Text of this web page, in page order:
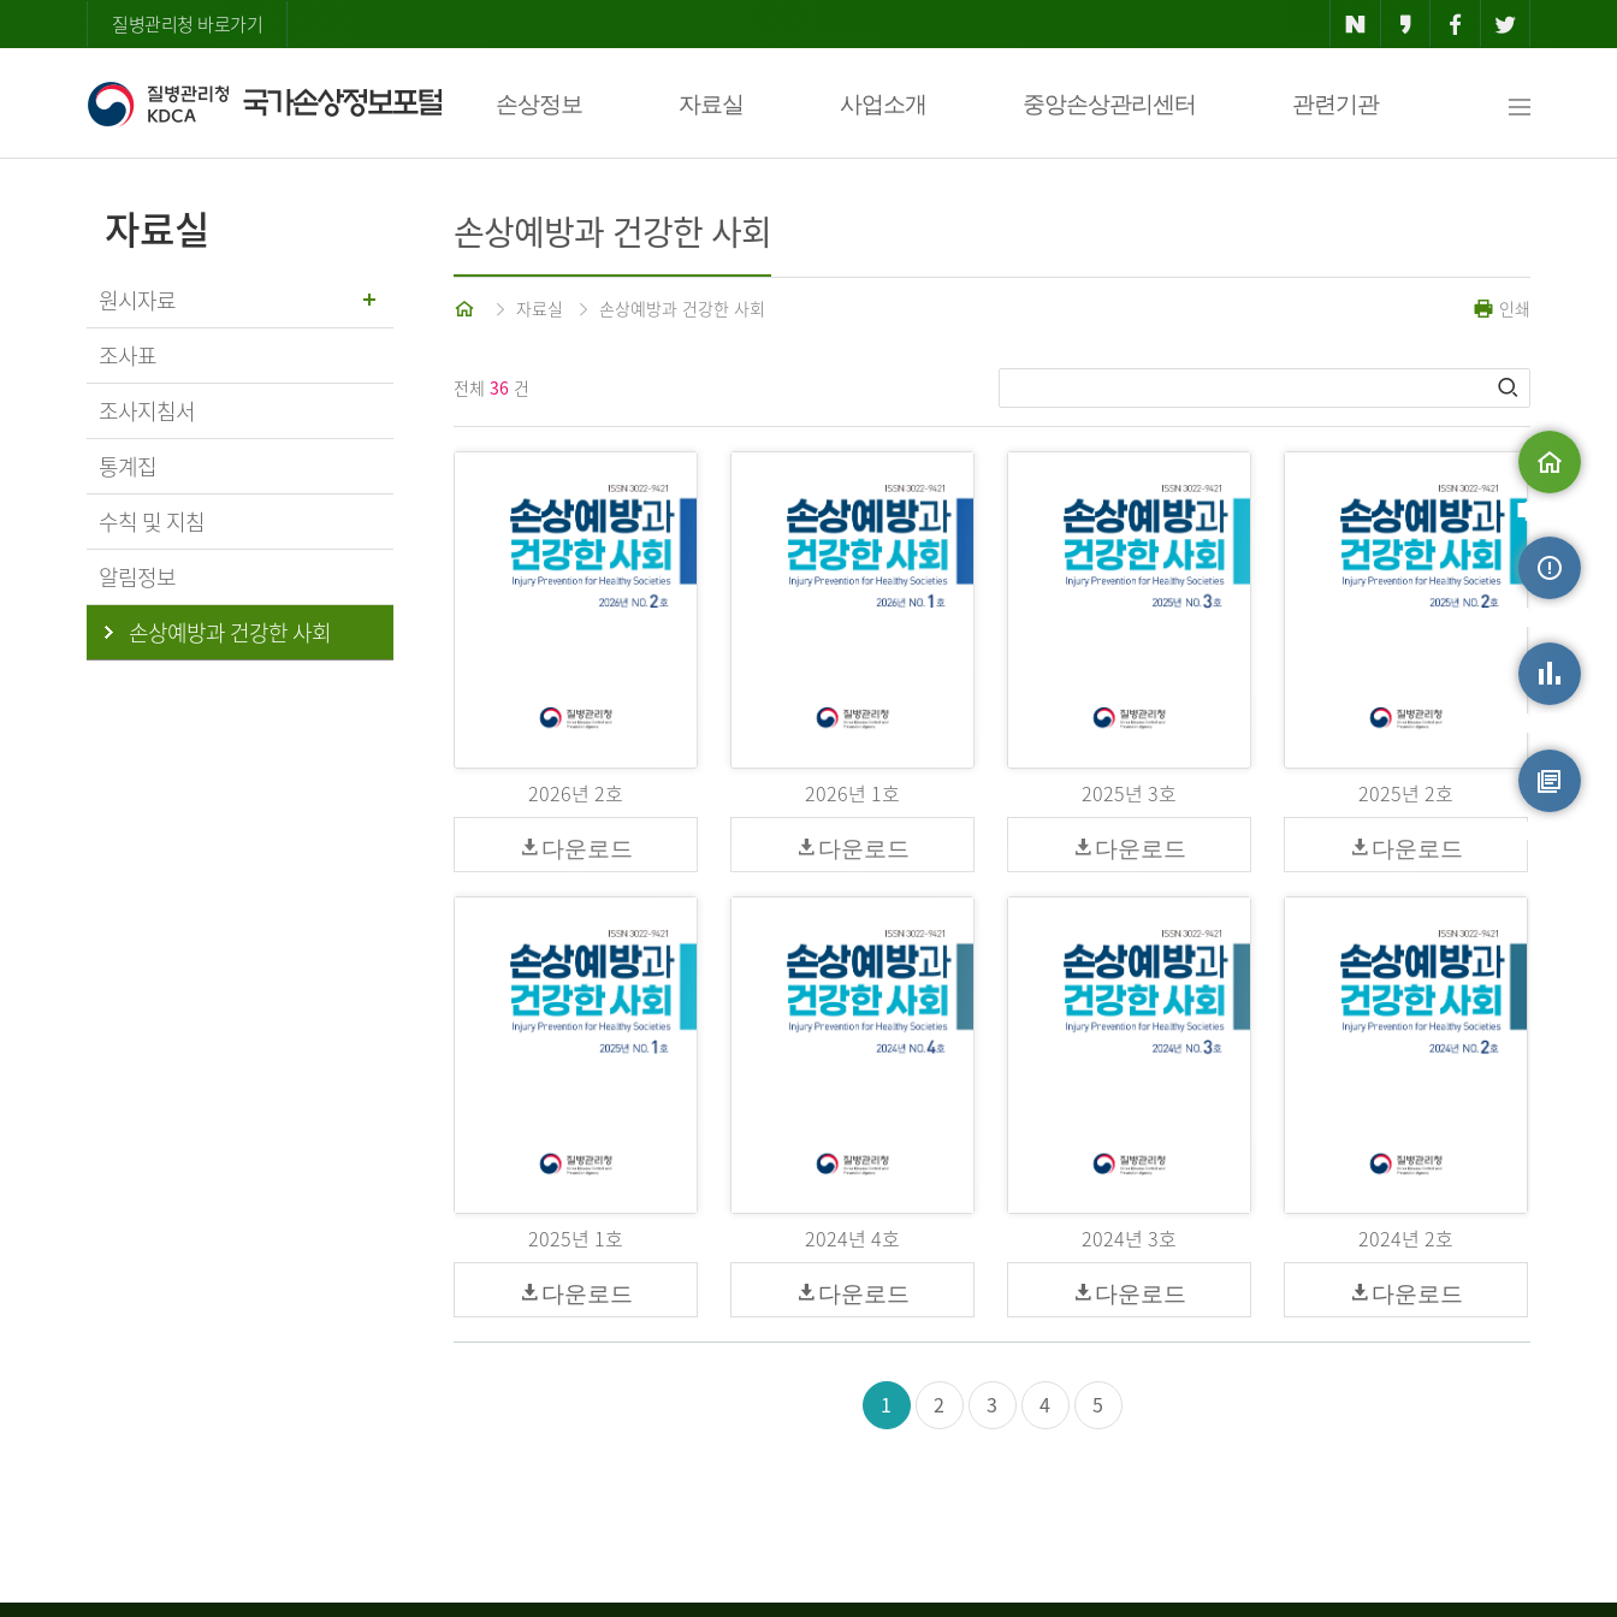
질병관리청 바로가기
손상정보 자료실 사업소개 중앙손상관리센터 관련기관
맵
자료실
원시자료
조사표
조사지침서
통계집
수칙 및 지침
알림정보
손상예방과 건강한 사회
손상예방과 건강한 사회
홈 자료실 손상예방과 건강한 사회 인쇄
전체 36 건
2026년 2호
다운로드
2026년 1호
다운로드
2025년 3호
다운로드
2025년 2호
다운로드
2025년 1호
다운로드
2024년 4호
다운로드
2024년 3호
다운로드
2024년 2호
다운로드
1 2 3 4 5
메인으로
원시자료